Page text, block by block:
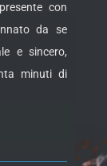
con
da se
e sincero,
minuti di